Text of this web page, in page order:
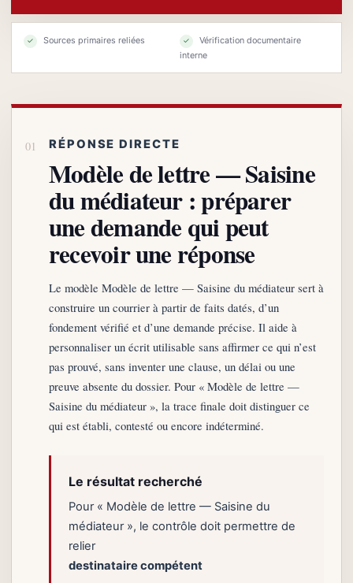
✓ Sources primaires reliées ✓
Vérification documentaire
interne
RÉPONSE DIRECTE
Modèle de lettre — Saisine
du médiateur : préparer
une demande qui peut
recevoir une réponse
Le modèle Modèle de lettre — Saisine du médiateur sert à
construire un courrier à partir de faits datés, d’un
fondement vérifié et d’une demande précise. Il aide à
personnaliser un écrit utilisable sans affirmer ce qui n’est
pas prouvé, sans inventer une clause, un délai ou une
preuve absente du dossier. Pour « Modèle de lettre —
Saisine du médiateur », la trace finale doit distinguer ce
qui est établi, contesté ou encore indéterminé.
Le résultat recherché
Pour « Modèle de lettre — Saisine du
médiateur », le contrôle doit permettre de
relier
destinataire compétent